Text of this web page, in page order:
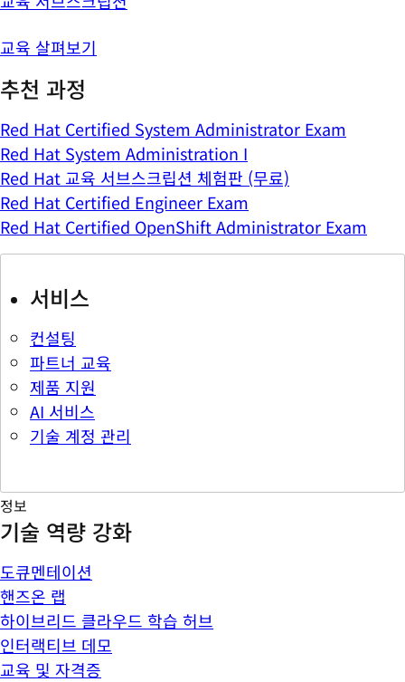
교육 살펴보기
추천 과정
Red Hat Certified System Administrator Exam
Red Hat System Administration I
Red Hat 교육 서브스크립션 체험판 (무료)
Red Hat Certified Engineer Exam
Red Hat Certified OpenShift Administrator Exam
서비스
컨설팅
파트너 교육
제품 지원
AI 서비스
기술 계정 관리
정보
기술 역량 강화
도큐멘테이션
핸즈온 랩
하이브리드 클라우드 학습 허브
인터랙티브 데모
교육 및 자격증